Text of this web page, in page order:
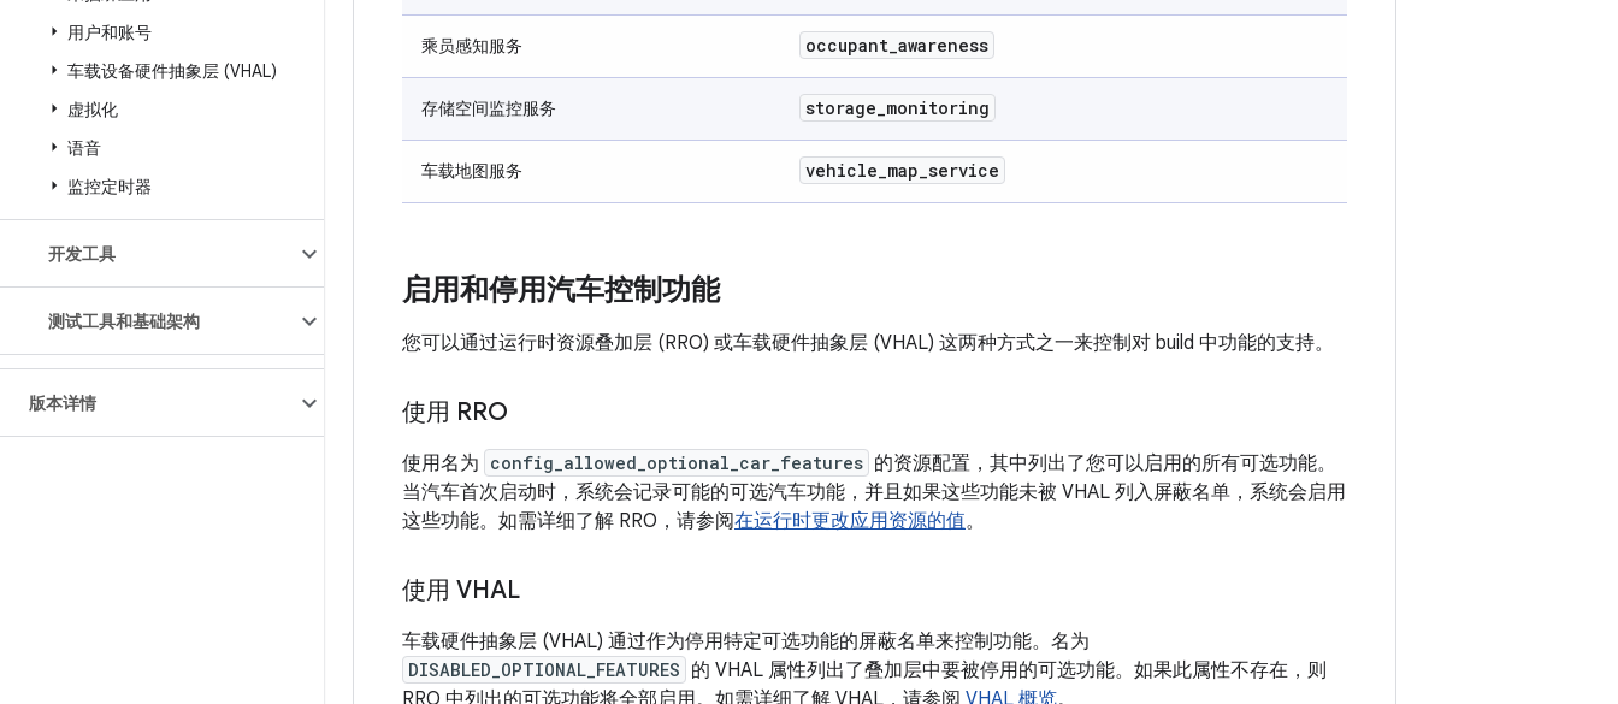
用户和账号
车载设备硬件抽象层 (VHAL)
虚拟化
语音
监控定时器
开发工具
测试工具和基础架构
版本详情
乘员感知服务 occupant_awareness
存储空间监控服务 storage_monitoring
车载地图服务 vehicle_map_service
启用和停用汽车控制功能
您可以通过运行时资源叠加层 (RRO) 或车载硬件抽象层 (VHAL) 这两种方式之一来控制对 build 中功能的支持。
使用 RRO
使用名为 config_allowed_optional_car_features 的资源配置，其中列出了您可以启用的所有可选功能。
当汽车首次启动时，系统会记录可能的可选汽车功能，并且如果这些功能未被 VHAL 列入屏蔽名单，系统会启用
这些功能。如需详细了解 RRO，请参阅在运行时更改应用资源的值。
使用 VHAL
车载硬件抽象层 (VHAL) 通过作为停用特定可选功能的屏蔽名单来控制功能。名为
DISABLED_OPTIONAL_FEATURES 的 VHAL 属性列出了叠加层中要被停用的可选功能。如果此属性不存在，则
RRO 中列出的可选功能将全部启用。如需详细了解 VHAL，请参阅 VHAL 概览。